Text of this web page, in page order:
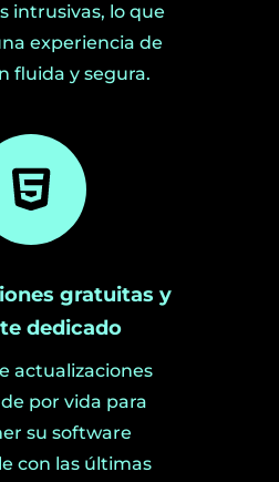
intrusivas, lo que
experiencia de
fluida y segura.
gratuitas y
dedicado
actualizaciones
por vida para
su software
con las últimas